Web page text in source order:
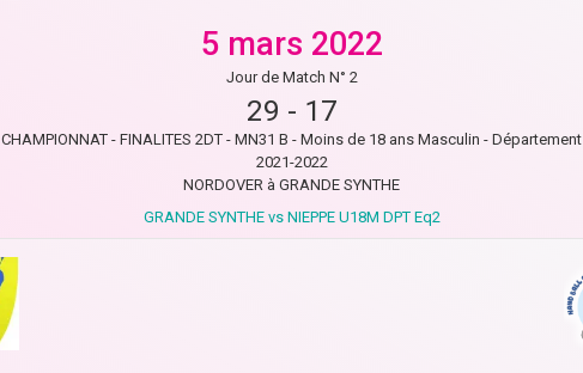
5 mars 2022
Jour de Match N° 2
29 - 17
CHAMPIONNAT - FINALITES 2DT - MN31 B - Moins de 18 ans Masculin - Département
2021-2022
NORDOVER à GRANDE SYNTHE
GRANDE SYNTHE vs NIEPPE U18M DPT Eq2